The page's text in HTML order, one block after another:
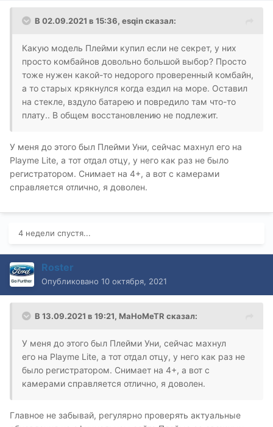
В 02.09.2021 в 15:36, esqinсказал:
Какую модель Плейми купил если не секрет, у них
просто комбайнов довольно большой выбор? Просто
тоже нужен какой-то недорого проверенный комбайн,
а то старых крякнулся когда ездил на море. Оставил
на стекле, вздуло батарею и повредило там что-то
плату.. В общем восстановлению не подлежит.
У меня до этого был Плейми Уни, сейчас махнул его на
Playme Lite, а тот отдал отцу, у него как раз не было
регистратором. Снимает на 4+, а вот с камерами
справляется отлично, я доволен.
4 недели спустя...
Roster
Опубликовано 10 октября, 2021
В 13.09.2021 в 19:21, MaHoMeTR сказал:
У меня до этого был Плейми Уни, сейчас махнул
его на Playme Lite, а тот отдал отцу, у него как раз не
было регистратором. Снимает на 4+, а вот с
камерами справляется отлично, я доволен.
Главное не забывай, регулярно проверять актуальные